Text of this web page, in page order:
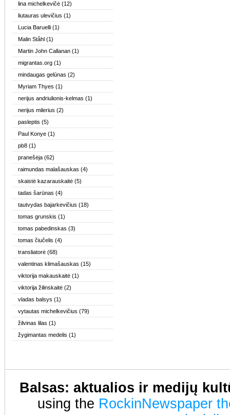
lina michelkevičė (12)
liutauras ulevičius (1)
Lucia Baruelli (1)
Malin Ståhl (1)
Martin John Callanan (1)
migrantas.org (1)
mindaugas gelūnas (2)
Myriam Thyes (1)
nerijus andriulionis-kelmas (1)
nerijus milerius (2)
pasleptis (5)
Paul Konye (1)
pb8 (1)
pranešėja (62)
raimundas malašauskas (4)
skaistė kazarauskaitė (5)
tadas šarūnas (4)
tautvydas bajarkevičius (18)
tomas grunskis (1)
tomas pabedinskas (3)
tomas čiučelis (4)
transliatorė (68)
valentinas klimašauskas (15)
viktorija makauskaitė (1)
viktorija žilinskaitė (2)
vladas balsys (1)
vytautas michelkevičius (79)
žilvinas lilas (1)
žygimantas medelis (1)
Balsas: aktualios ir medijų
using the RockinNewspaper